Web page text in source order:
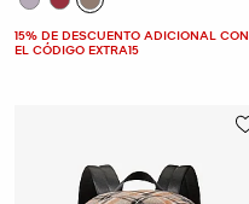
15% DE DESCUENTO ADICIONAL CON
EL CÓDIGO EXTRA15